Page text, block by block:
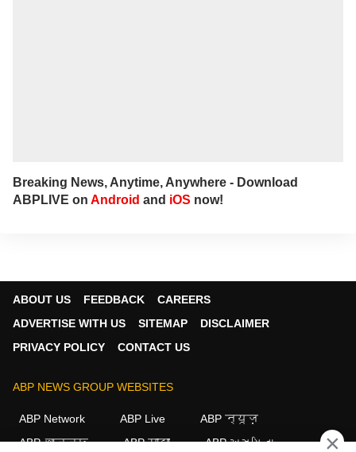
Breaking News, Anytime, Anywhere - Download
ABPLIVE on Android and iOS now!
ABOUT US FEEDBACK
CAREERS
ADVERTISE WITH US
SITEMAP
DISCLAIMER
PRIVACY POLICY
CONTACT US
ABP NEWS GROUP WEBSITES
ABP Network ABP Live
ABP न्यूज़
ABP আনন্দ
ABP माझा ABP અસ્મિતા ×